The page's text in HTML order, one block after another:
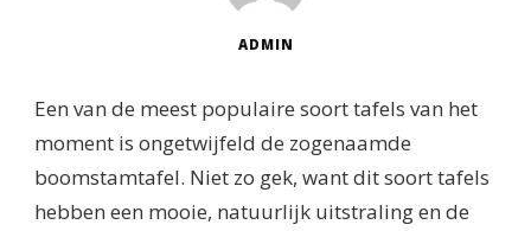
ADMIN
Een van de meest populaire soort tafels van het
moment is ongetwijfeld de zogenaamde
boomstamtafel. Niet zo gek, want dit soort tafels
hebben een mooie, natuurlijk uitstraling en de